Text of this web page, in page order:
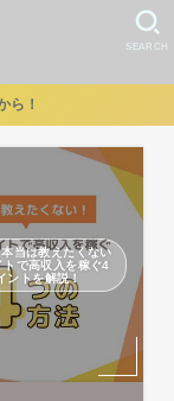
SEARCH
ら！
当は教えたくない
トで高収入を稼ぐ4
ントを解説！